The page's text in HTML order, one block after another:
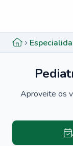
Aproveite os